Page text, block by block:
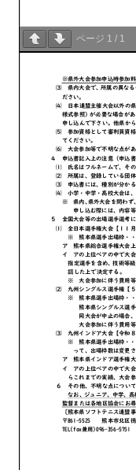
ページ 1 / 1